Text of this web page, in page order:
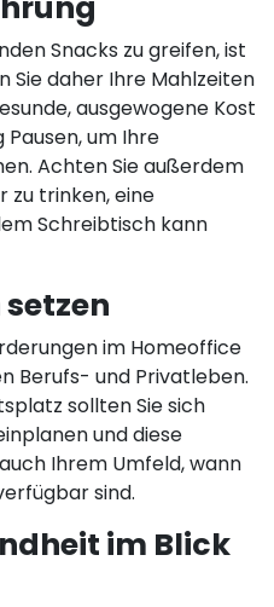
Snacks zu greifen, ist
Sie daher Ihre Mahlzeiten
ausgewogene Kost
Pausen, um Ihre
Achten Sie außerdem
zu trinken, eine
Schreibtisch kann
setzen
im Homeoffice
Berufs- und Privatleben.
sollten Sie sich
und diese
Ihrem Umfeld, wann
sind.
im Blick